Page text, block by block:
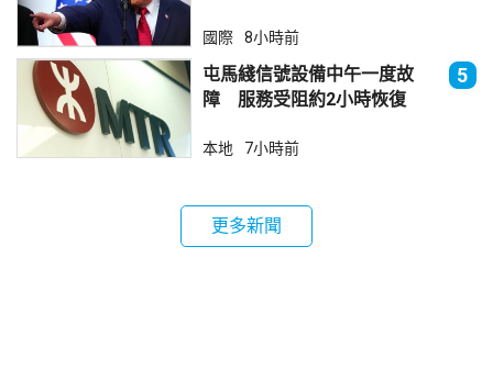
國際 8小時前
屯馬綫信號設備中午一度故
障 服務受阻約2小時恢復
5
本地 7小時前
更多新聞